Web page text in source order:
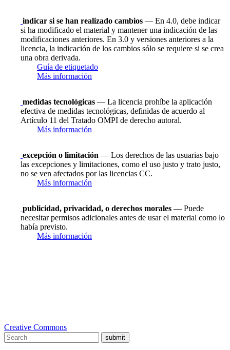
indicar si se han realizado cambios — En 4.0, debe indicar
si ha modificado el material y mantener una indicación de las
modificaciones anteriores. En 3.0 y versiones anteriores a la
licencia, la indicación de los cambios sólo se requiere si se crea
una obra derivada.
Guía de etiquetado
Más información
medidas tecnológicas — La licencia prohíbe la aplicación
efectiva de medidas tecnológicas, definidas de acuerdo al
Artículo 11 del Tratado OMPI de derecho autoral.
Más información
excepción o limitación — Los derechos de las usuarias bajo
las excepciones y limitaciones, como el uso justo y trato justo,
no se ven afectados por las licencias CC.
Más información
publicidad, privacidad, o derechos morales — Puede
necesitar permisos adicionales antes de usar el material como lo
había previsto.
Más información
Creative Commons
submit